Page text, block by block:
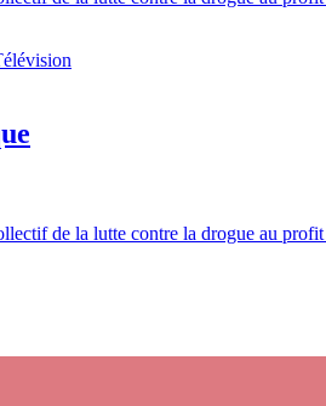
de la lutte contre la drogue au